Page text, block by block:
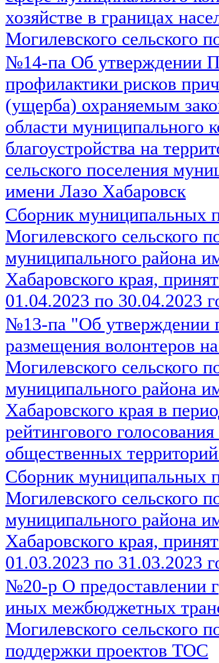
хозяйстве в границах
Могилевского сельского
№14-па Об утверждении
профилактики рисков
(ущерба) охраняемым
области муниципального
благоустройства на
сельского поселения
имени Лазо Хабаровск
Сборник муниципальных
Могилевского сельского
муниципального района
Хабаровского края,
01.04.2023 по 30.04.2023
№13-па "Об утверждении
размещения волонтеров
Могилевского сельского
муниципального района
Хабаровского края в
рейтингового
общественных
Сборник муниципальных
Могилевского сельского
муниципального района
Хабаровского края,
01.03.2023 по 31.03.2023
№20-р О предоставлении
иных межбюджетных
Могилевского сельского
поддержки проектов ТОС